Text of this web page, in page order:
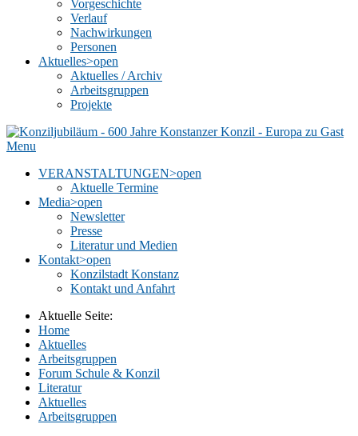
Vorgeschichte
Verlauf
Nachwirkungen
Personen
Aktuelles>open
Aktuelles / Archiv
Arbeitsgruppen
Projekte
Menu
VERANSTALTUNGEN>open
Aktuelle Termine
Media>open
Newsletter
Presse
Literatur und Medien
Kontakt>open
Konzilstadt Konstanz
Kontakt und Anfahrt
Aktuelle Seite:
Home
Aktuelles
Arbeitsgruppen
Forum Schule & Konzil
Literatur
Aktuelles
Arbeitsgruppen